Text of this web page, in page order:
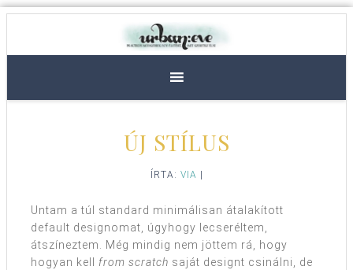
ÚJ STÍLUS
ÍRTA: VIA
Untam a túl standard minimálisan átalakított
default designomat, úgyhogy lecseréltem,
átszíneztem. Még mindig nem jöttem rá, hogy
hogyan kell from scratch saját designt csinálni, de